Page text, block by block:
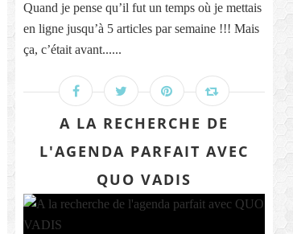
Quand je pense qu’il fut un temps où je mettais
en ligne jusqu’à 5 articles par semaine !!! Mais
ça, c’était avant......
A LA RECHERCHE DE
L'AGENDA PARFAIT AVEC
QUO VADIS